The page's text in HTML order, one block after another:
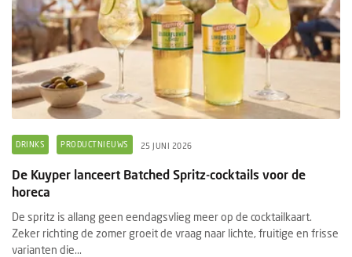
DRINKS PRODUCTNIEUWS 25 JUNI 2026
De Kuyper lanceert Batched Spritz-cocktails voor de
horeca
De spritz is allang geen eendagsvlieg meer op de cocktailkaart.
Zeker richting de zomer groeit de vraag naar lichte, fruitige en frisse
varianten die...